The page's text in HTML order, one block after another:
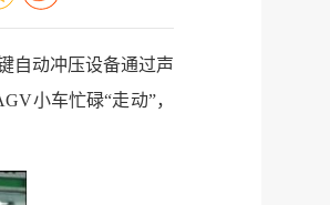
自动冲压设备通过声
小车忙碌“走动”，